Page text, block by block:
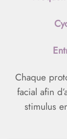
Chaque
facial afin
stimulus